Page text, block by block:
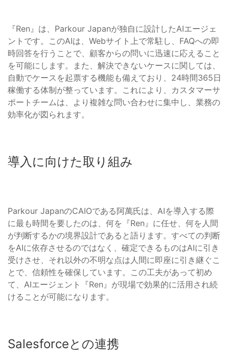
『Ren』は、Parkour Japanが独自に設計したAIエージェ
ントです。このAIは、Webサイト上で常駐し、FAQへの即
時回答を行うことで、顧客からの問いに迅速に応えること
を可能にします。また、解決できないケースに関しては、
自動でケースを起票する機能も備えており、24時間365日
稼働する体制が整っています。これにより、カスタマーサ
ポートチームは、より複雑な問い合わせに集中し、業務の
効率化が図られます。
導入に向けた取り組み
Parkour JapanのCAIOである阿萬氏は、AIを導入する際
に最も時間を要したのは、何を『Ren』に任せ、何を人間
が判断するかの境界設計であると語ります。すべての判断
をAIに依存させるのではなく、確定できるものはAIに引き
受けさせ、それ以外の不明な点は人間に即座に引き継ぐこ
とで、信頼性を確保しています。この工夫があって初め
て、AIエージェント『Ren』が現場で効果的に活用され続
けることが可能になります。
Salesforceとの連携